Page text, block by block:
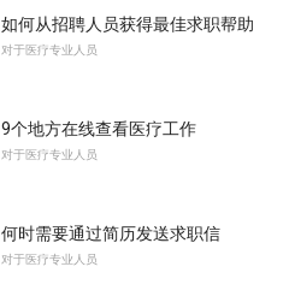
如何从招聘人员获得最佳求职帮助
对于医疗专业人员
9个地方在线查看医疗工作
对于医疗专业人员
何时需要通过简历发送求职信
对于医疗专业人员